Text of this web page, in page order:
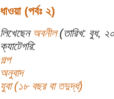
ধাওয়া (পর্বঃ ২)
লিখেছেন অবনীল(তারিখ: বুধ,
ক্যাটেগরি:
গল্প
অনুবাদ
যুবা (১৮ বছর বা তদুর্দ্ধ)